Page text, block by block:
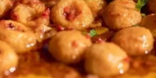
Tarihi
Bilgiler